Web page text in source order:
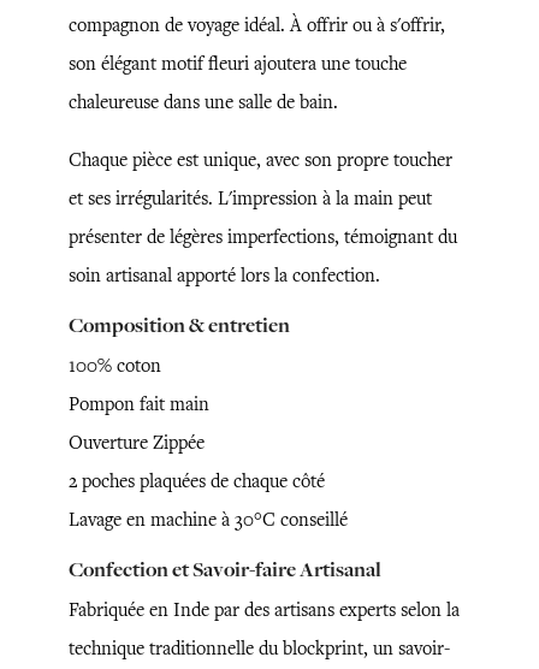
compagnon de voyage idéal. À offrir ou à s'offrir,
son élégant motif fleuri ajoutera une touche
chaleureuse dans une salle de bain.
Chaque pièce est unique, avec son propre toucher
et ses irrégularités. L'impression à la main peut
présenter de légères imperfections, témoignant du
soin artisanal apporté lors la confection.
Composition & entretien
100% coton
Pompon fait main
Ouverture Zippée
2 poches plaquées de chaque côté
Lavage en machine à 30°C conseillé
Confection et Savoir-faire Artisanal
Fabriquée en Inde par des artisans experts selon la
technique traditionnelle du blockprint, un savoir-